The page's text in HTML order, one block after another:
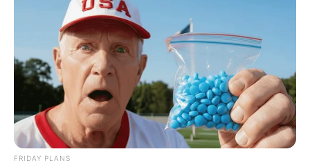
FRIDAY PLANS